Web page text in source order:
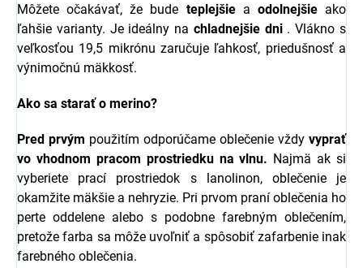
Môžete očakávať, že bude teplejšiea odolnejšieako
ľahšie varianty. Je ideálny na chladnejšie dni . Vlákno s
veľkosťou 19,5 mikrónu zaručuje ľahkosť, priedušnosť a
výnimočnú mäkkosť.
Ako sa starať o merino?
Pred prvým použitím odporúčame oblečenie vždy vyprať
vo vhodnom pracom prostriedku na vlnu. Najmä ak si
vyberiete prací prostriedok s lanolinon, oblečenie je
okamžite mäkšie a nehryzie. Pri prvom praní oblečenia ho
perte oddelene alebo s podobne farebným oblečením,
pretože farba sa môže uvoľniť a spôsobiť zafarbenie inak
farebného oblečenia.